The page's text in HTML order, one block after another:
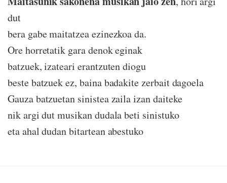
dut
bera gabe maitatzea ezinezkoa da.
Ore horretatik gara denok eginak
batzuek, izateari erantzuten diogu
beste batzuek ez, baina badakite zerbait dagoela
Gauza batzuetan sinistea zaila izan daiteke
nik argi dut musikan dudala beti sinistuko
eta ahal dudan bitartean abestuko